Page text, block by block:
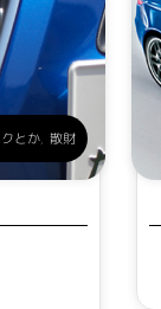
とか,散財